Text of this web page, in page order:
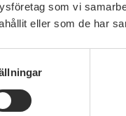
som vi
eller som de har